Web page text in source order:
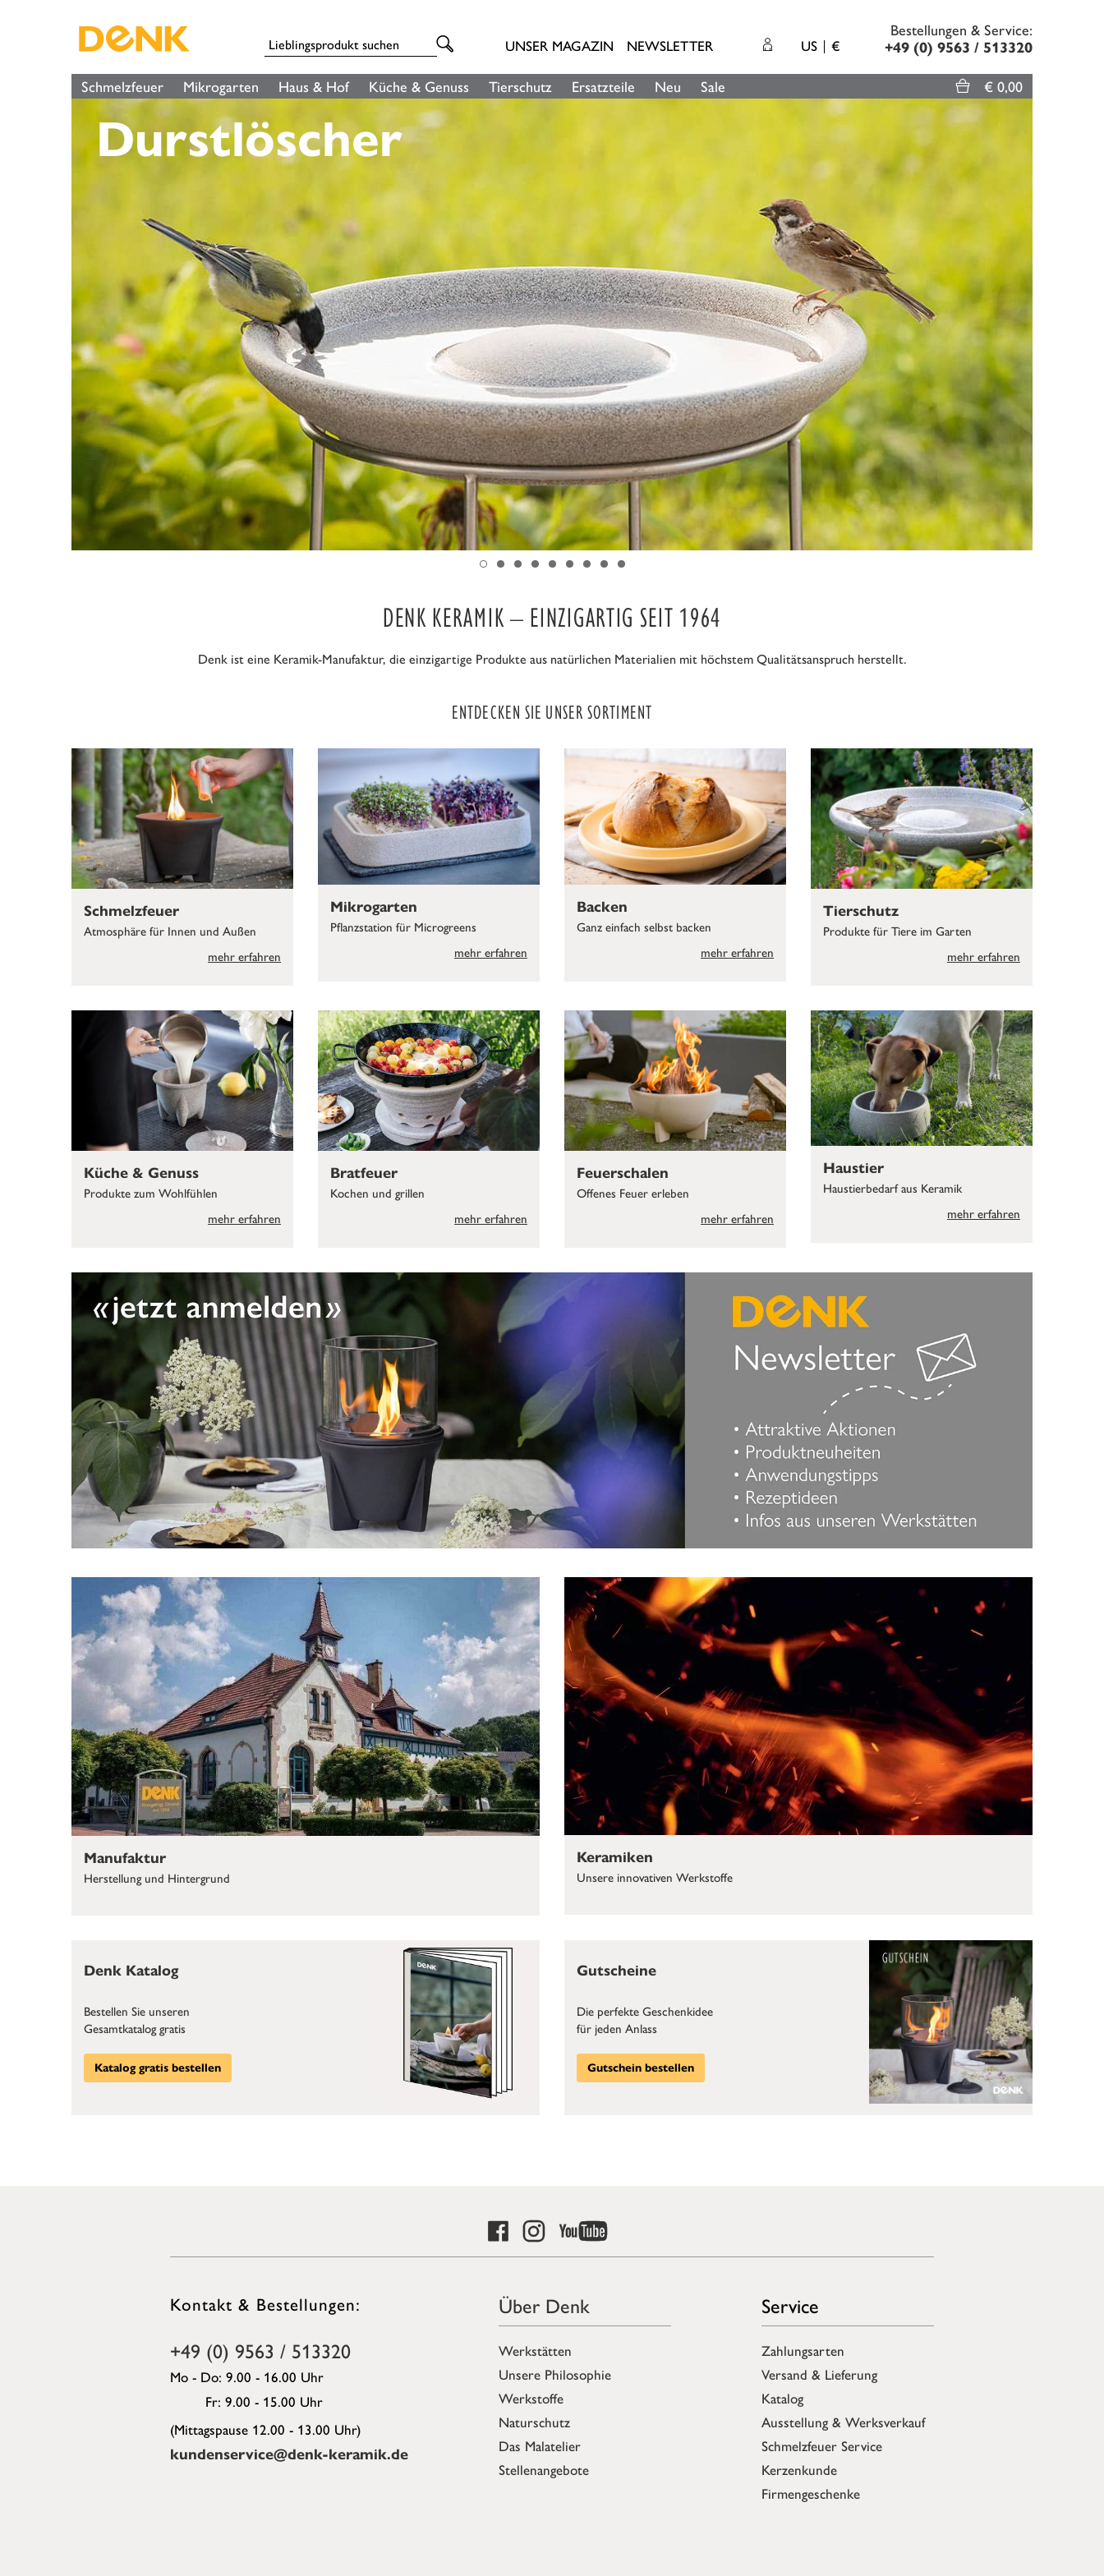
UNSER MAGAZIN NEWSLETTER US €
Bestellungen & Service:
+49 (0) 9563 / 513320
Schmelzfeuer Mikrogarten Haus & Hof Küche & Genuss Tierschutz Ersatzteile Neu Sale € 0,00
Durstlöscher
DENK KERAMIK – EINZIGARTIG SEIT 1964
Denk ist eine Keramik-Manufaktur, die einzigartige Produkte aus natürlichen Materialien mit höchstem Qualitätsanspruch herstellt.
ENTDECKEN SIE UNSER SORTIMENT
Schmelzfeuer
Atmosphäre für Innen und Außen
mehr erfahren
Mikrogarten
Pflanzstation für Microgreens
mehr erfahren
Backen
Ganz einfach selbst backen
mehr erfahren
Tierschutz
Produkte für Tiere im Garten
mehr erfahren
Küche & Genuss
Produkte zum Wohlfühlen
mehr erfahren
Bratfeuer
Kochen und grillen
mehr erfahren
Feuerschalen
Offenes Feuer erleben
mehr erfahren
Haustier
Haustierbedarf aus Keramik
mehr erfahren
Manufaktur
Herstellung und Hintergrund
Keramiken
Unsere innovativen Werkstoffe
Denk Katalog
Bestellen Sie unseren
Gesamtkatalog gratis
Katalog gratis bestellen
Gutscheine
Die perfekte Geschenkidee
für jeden Anlass
Gutschein bestellen
Kontakt & Bestellungen:
+49 (0) 9563 / 513320
Mo - Do: 9.00 - 16.00 Uhr
Fr: 9.00 - 15.00 Uhr
(Mittagspause 12.00 - 13.00 Uhr)
kundenservice@denk-keramik.de
Über Denk
Werkstätten
Unsere Philosophie
Werkstoffe
Naturschutz
Das Malatelier
Stellenangebote
Service
Zahlungsarten
Versand & Lieferung
Katalog
Ausstellung & Werksverkauf
Schmelzfeuer Service
Kerzenkunde
Firmengeschenke